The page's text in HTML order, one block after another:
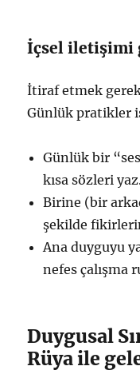
İçsel iletişimi
İtiraf etmek
Günlük pratikler
Günlük bir
kısa sözleri
Birine (bir
şekilde
Ana duyguyu
nefes çalışma
Duygusal
Rüya ile